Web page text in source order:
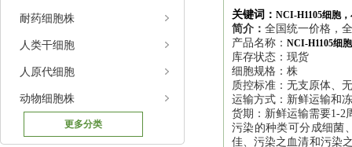
耐药细胞株
人类干细胞
人原代细胞
动物细胞株
更多分类
关键词： NCI-H1105细胞
简介： 全国统一价格，
产品名称： NCI-H1105细
库存状态：现货
细胞规格：株
质控标准：无支原体、
运输方式：新鲜运输和
货期：新鲜运输需要1-2
污染的种类可分成细菌
佳、污染之血清和污染